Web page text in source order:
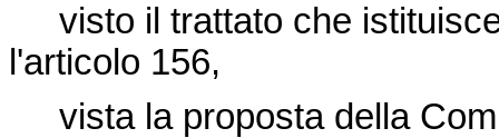
visto il trattato che
l'articolo 156,
vista la proposta della